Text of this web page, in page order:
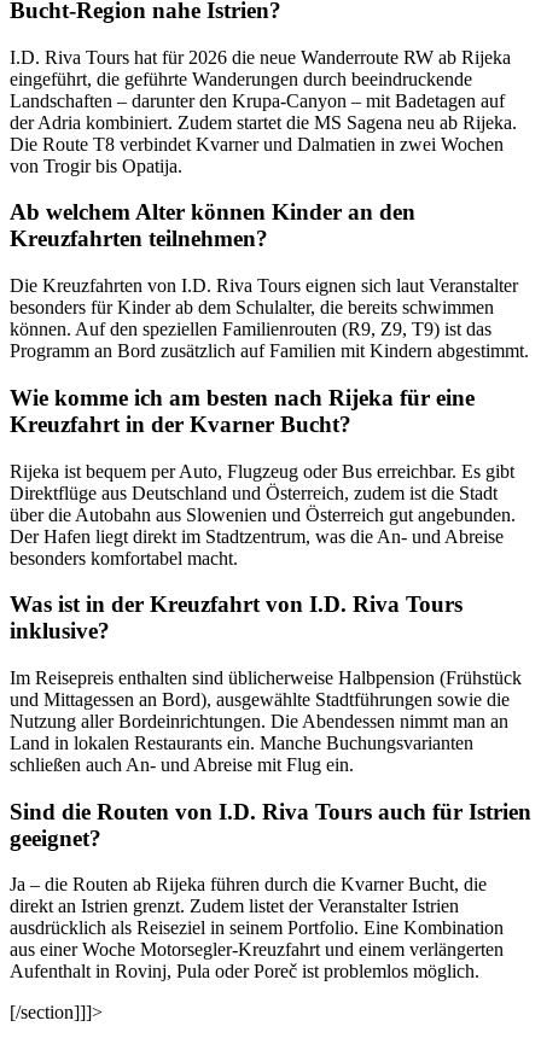
Bucht-Region nahe Istrien?
I.D. Riva Tours hat für 2026 die neue Wanderroute RW ab Rijeka
eingeführt, die geführte Wanderungen durch beeindruckende
Landschaften – darunter den Krupa-Canyon – mit Badetagen auf
der Adria kombiniert. Zudem startet die MS Sagena neu ab Rijeka.
Die Route T8 verbindet Kvarner und Dalmatien in zwei Wochen
von Trogir bis Opatija.
Ab welchem Alter können Kinder an den
Kreuzfahrten teilnehmen?
Die Kreuzfahrten von I.D. Riva Tours eignen sich laut Veranstalter
besonders für Kinder ab dem Schulalter, die bereits schwimmen
können. Auf den speziellen Familienrouten (R9, Z9, T9) ist das
Programm an Bord zusätzlich auf Familien mit Kindern abgestimmt.
Wie komme ich am besten nach Rijeka für eine
Kreuzfahrt in der Kvarner Bucht?
Rijeka ist bequem per Auto, Flugzeug oder Bus erreichbar. Es gibt
Direktflüge aus Deutschland und Österreich, zudem ist die Stadt
über die Autobahn aus Slowenien und Österreich gut angebunden.
Der Hafen liegt direkt im Stadtzentrum, was die An- und Abreise
besonders komfortabel macht.
Was ist in der Kreuzfahrt von I.D. Riva Tours
inklusive?
Im Reisepreis enthalten sind üblicherweise Halbpension (Frühstück
und Mittagessen an Bord), ausgewählte Stadtführungen sowie die
Nutzung aller Bordeinrichtungen. Die Abendessen nimmt man an
Land in lokalen Restaurants ein. Manche Buchungsvarianten
schließen auch An- und Abreise mit Flug ein.
Sind die Routen von I.D. Riva Tours auch für Istrien
geeignet?
Ja – die Routen ab Rijeka führen durch die Kvarner Bucht, die
direkt an Istrien grenzt. Zudem listet der Veranstalter Istrien
ausdrücklich als Reiseziel in seinem Portfolio. Eine Kombination
aus einer Woche Motorsegler-Kreuzfahrt und einem verlängerten
Aufenthalt in Rovinj, Pula oder Poreč ist problemlos möglich.
[/section]]]>